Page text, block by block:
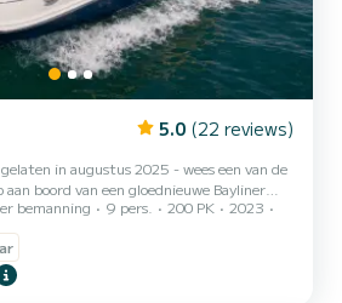
5.0 (22 reviews)
in augustus 2025 - wees een van de
uitgeruste configuratie, om het Meer
omstandigheden te ervaren.
de Mercury 200pk, premium
voor een perfecte dag met familie of
bemanning 9 pers. 200 PK
2023